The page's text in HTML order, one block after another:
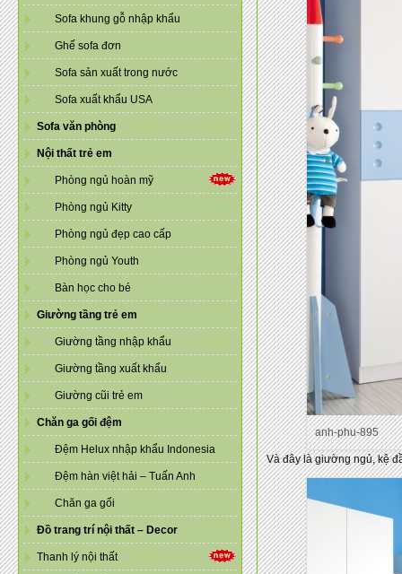
Sofa khung gỗ nhập khẩu
Ghế sofa đơn
Sofa sản xuất trong nước
Sofa xuất khẩu USA
Sofa văn phòng
Nội thất trẻ em
Phòng ngủ hoàn mỹ
Phòng ngủ Kitty
Phòng ngủ đẹp cao cấp
Phòng ngủ Youth
Bàn học cho bé
Giường tầng trẻ em
Giường tầng nhập khẩu
Giường tầng xuất khẩu
Giường cũi trẻ em
Chăn ga gối đệm
Đệm Helux nhập khẩu Indonesia
Đệm hàn việt hải – Tuấn Anh
Chăn ga gối
Đồ trang trí nội thất – Decor
Thanh lý nội thất
anh-phu-895
Và đây là giường ngủ, kệ